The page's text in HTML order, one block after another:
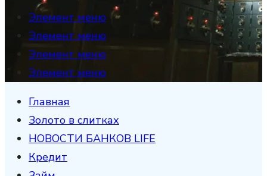
Элемент меню
Элемент меню
Элемент меню
Элемент меню
Главная
Золото в слитках
НОВОСТИ БАНКОВ LIFE
Кредит